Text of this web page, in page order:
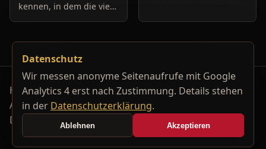
kennen, in dem die vier
jeweils unterschiedliche
müssen. Es ist für jeden
einzelnen nicht
Oberin des katholischen
Horrorfilm-Reviews, Serienkiller-Profile und Genre-
Archiv.
Datenschutzerklärung
Kontakt
Cookie-Einstellungen
Datenschutz
Wir messen anonyme Seitenaufrufe mit Google
Analytics 4 erst nach Zustimmung. Details stehen
in der Datenschutzerklärung.
Ablehnen Akzeptieren